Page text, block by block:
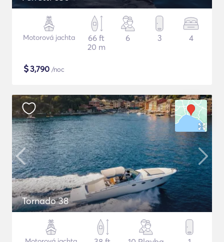
Motorová jachta
66 ft
20 m
6 3 4
$3,790 /noc
Tornado 38